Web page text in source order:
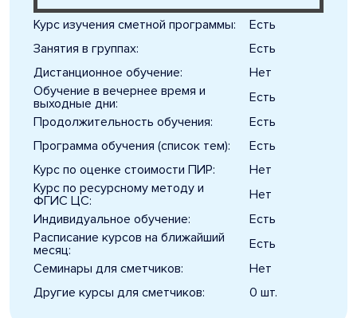
Курс изучения сметной программы:
Есть
Занятия в группах:
Есть
Дистанционное обучение:
Нет
Обучение в вечернее время и
выходные дни:
Есть
Продолжительность обучения:
Есть
Программа обучения (список тем):
Есть
Курс по оценке стоимости ПИР:
Нет
Курс по ресурсному методу и
ФГИС ЦС:
Нет
Индивидуальное обучение:
Есть
Расписание курсов на ближайший
месяц:
Есть
Семинары для сметчиков:
Нет
Другие курсы для сметчиков:
0 шт.